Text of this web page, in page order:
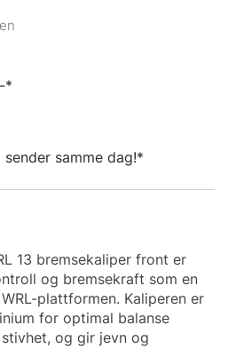
*
samme dag!*
13 bremsekaliper front er
og bremsekraft som en
plattformen. Kaliperen er
for optimal balanse
og gir jevn og